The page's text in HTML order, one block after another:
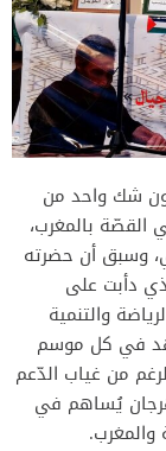
شك واحد من
القصّة بالمغرب،
وسبق أن حضرته
دأبت على
والتنمية
في كل موسم
من غياب الدّعم
يُساهم في